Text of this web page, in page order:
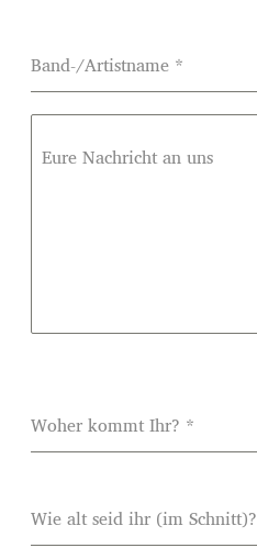
Band-/Artistname *
Eure Nachricht an uns
Woher kommt Ihr? *
Wie alt seid ihr (im Schnitt)?